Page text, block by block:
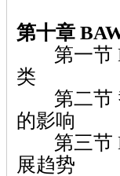
第十章
第一节
类
第二节
的影响
第三节
展趋势